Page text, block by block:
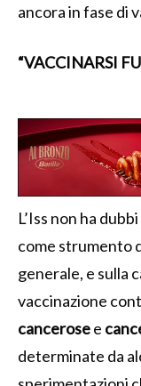
ancora in fase di
“VACCINARSI
L’Iss non ha dubbi
come strumento
generale, e sulla
vaccinazione
cancerosee
determinate da